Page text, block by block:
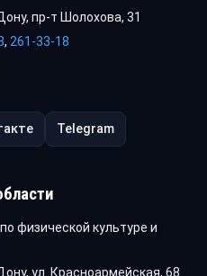
пр-т Шолохова, 31
, 261-33-18
Telegram
физической культуре и
ул. Красноармейская, 68